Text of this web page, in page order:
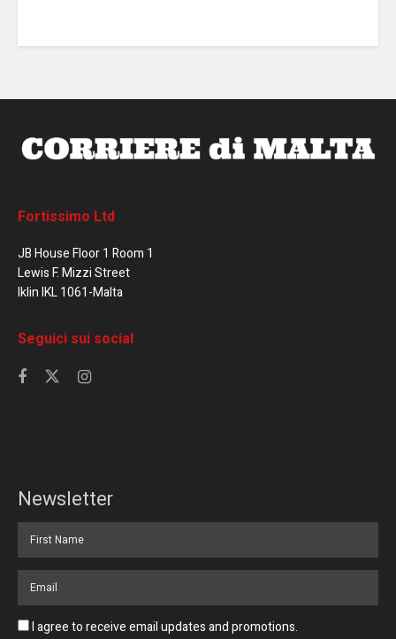
Fortissimo Ltd
JB House Floor 1 Room 1
Lewis F. Mizzi Street
Iklin IKL 1061-Malta
Seguici sui social
Newsletter
I agree to receive email updates and promotions.